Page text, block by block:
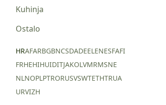
Kuhinja
Ostalo
HRAFARBGBNCSDADEELENESFAFI
FRHEHIHUIDITJAKOLVMRMSNE
NLNOPLPTRORUSVSWTETHTRUA
URVIZH